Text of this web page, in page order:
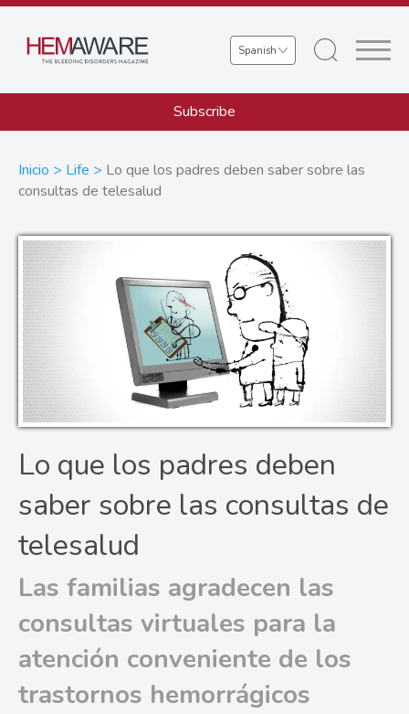
Skip
main
Select
your
language
Subscribe
Sobrescribir
de
ayuda
a
la
navegación
Inicio Life
Lo que los padres deben saber sobre las
consultas de telesalud
Lo que los padres deben
saber sobre las consultas de
telesalud
Las familias agradecen las
consultas virtuales para la
atención conveniente de los
trastornos hemorrágicos